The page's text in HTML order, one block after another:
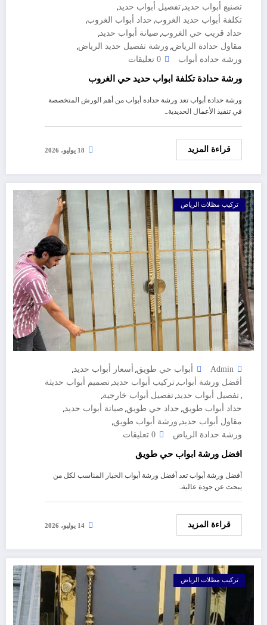
تصنيع أبواب حديد, تفصيل أبواب حديد,
تكلفة أبواب حديد الغروب, حداد أبواب الغروب,
حداد قريب حي الغروب, صيانة أبواب حديد,
مقاول حدادة الرياض, ورشة تفصيل حديد الرياض,
ورشة حدادة أبواب 0 تعليقات
ورشة حدادة تكلفة ابواب حديد حي الغروب
ورشة حدادة أبواب تعد ورشة حدادة أبواب من أهم الورش المتخصصة
في تنفيذ الأعمال الحديدية…
قراءة المزيد 18 يوليو، 2026
تركيب مظلات الرياض
Admin أبواب حي طويق, أسعار أبواب حديد,
أفضل ورشة أبواب, تركيب أبواب حديد, تصميم أبواب حديثة
, تفصيل أبواب حديد, تفصيل أبواب خارجية,
حداد أبواب طويق, حداد حي طويق, صيانة أبواب حديد,
مقاول أبواب حديد, ورشة أبواب طويق,
ورشة حدادة الرياض 0 تعليقات
افضل ورشة ابواب حي طويق
أفضل ورشة أبواب تعد أفضل ورشة أبواب الخيار المناسب لكل من
يبحث عن جودة عالية…
قراءة المزيد 14 يوليو، 2026
تركيب مظلات الرياض